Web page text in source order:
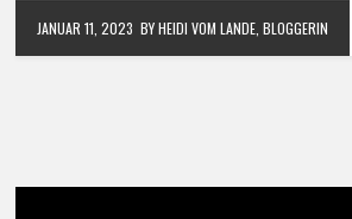
JANUAR 11, 2023 BY HEIDI VOM LANDE, BLOGGERIN